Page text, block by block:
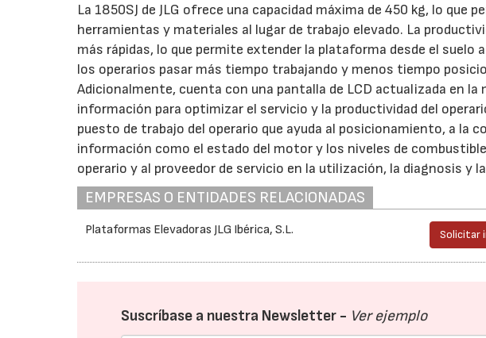
La 1850SJ de JLG ofrece una capacidad máxima de 450 kg, lo que
herramientas y materiales al lugar de trabajo elevado. La
más rápidas, lo que permite extender la plataforma desde el suelo
los operarios pasar más tiempo trabajando y menos tiempo
Adicionalmente, cuenta con una pantalla de LCD actualizada en
información para optimizar el servicio y la productividad del
puesto de trabajo del operario que ayuda al posicionamiento, a la
información como el estado del motor y los niveles de
operario y al proveedor de servicio en la utilización, la diagnosis y
EMPRESAS O ENTIDADES RELACIONADAS
Plataformas Elevadoras JLG Ibérica, S.L. Solicitar
Suscríbase a nuestra Newsletter - Ver ejemplo